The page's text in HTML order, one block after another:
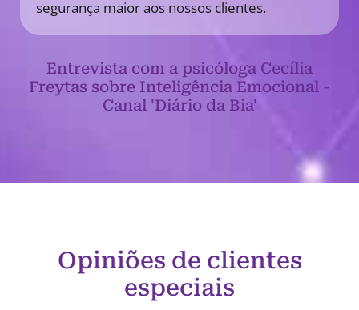
segurança maior aos nossos clientes.
Entrevista com a psicóloga Cecília
Freytas sobre Inteligência Emocional -
Canal 'Diário da Bia'
Opiniões de clientes
especiais